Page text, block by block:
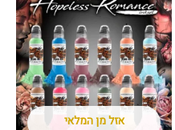
אזל מן המלאי